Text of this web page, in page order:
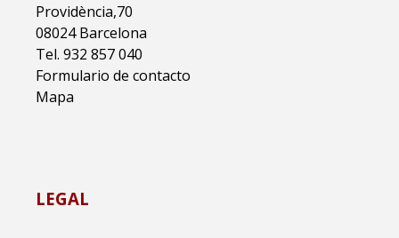
Providència,70
08024 Barcelona
Tel. 932 857 040
Formulario de contacto
Mapa
LEGAL